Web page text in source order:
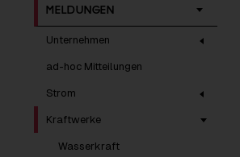
MELDUNGEN
Unternehmen
ad-hoc Mitteilungen
Strom
Kraftwerke
Wasserkraft